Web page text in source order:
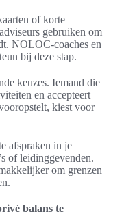
of korte
gebruiken om
NOLOC-coaches en
bij deze stap.
keuzes. Iemand die
en accepteert
kiest voor
afspraken in je
of leidinggevenden.
om grenzen
balans te